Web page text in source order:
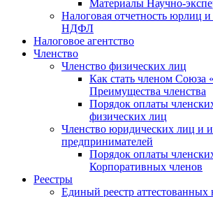
Материалы Научно-
Налоговая отчетность юрлиц
НДФЛ
Налоговое агентство
Членство
Членство физических лиц
Как стать членом
Преимущества членства
Порядок оплаты
физических лиц
Членство юридических лиц и
предпринимателей
Порядок оплаты
Корпоративных членов
Реестры
Единый реестр аттестованных